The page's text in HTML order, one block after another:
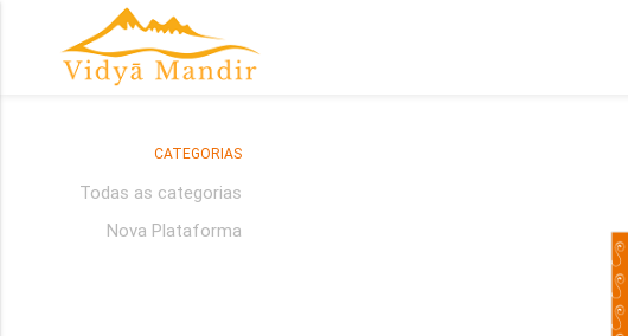
CATEGORIAS
Todas as categorias
Nova Plataforma